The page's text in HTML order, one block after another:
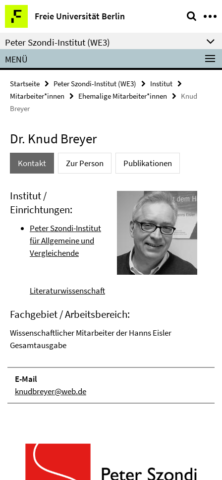
Springe
direkt
zu
Inhalt
Freie Universität Berlin
Service-
Navigation
Peter Szondi-Institut (WE3)
MENÜ
Startseite Peter Szondi-Institut (WE3)
Institut
Mitarbeiter*innen
Ehemalige Mitarbeiter*innen
Knud
Breyer
Dr. Knud Breyer
Kontakt Zur Person Publikationen
Institut /
Einrichtungen:
Peter Szondi-Institut
für Allgemeine und
Vergleichende
Literaturwissenschaft
Fachgebiet / Arbeitsbereich:
Wissenschaftlicher Mitarbeiter der Hanns Eisler
Gesamtausgabe
E-Mail
knudbreyer@web.de